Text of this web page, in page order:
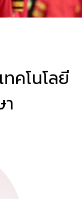
ทคโนโลยี